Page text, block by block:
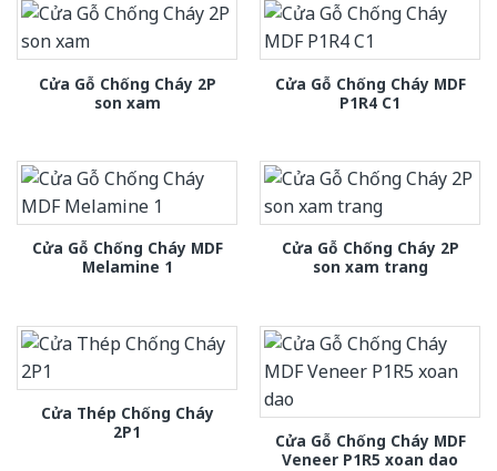
Cửa Gỗ Chống Cháy 2P
son xam
Cửa Gỗ Chống Cháy MDF
P1R4 C1
Cửa Gỗ Chống Cháy MDF
Melamine 1
Cửa Gỗ Chống Cháy 2P
son xam trang
Cửa Thép Chống Cháy
2P1
Cửa Gỗ Chống Cháy MDF
Veneer P1R5 xoan dao